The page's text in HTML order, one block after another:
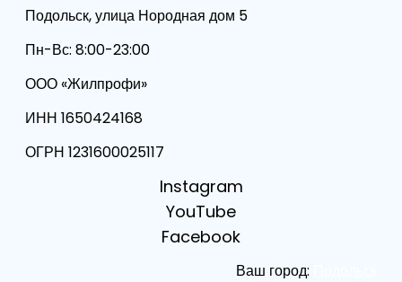
Подольск, улица Нородная дом 5
Пн-Вс: 8:00-23:00
ООО «Жилпрофи»
ИНН 1650424168
ОГРН 1231600025117
Instagram
YouTube
Facebook
Ваш город: